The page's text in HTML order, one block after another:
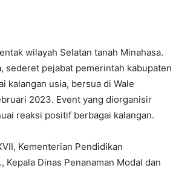
wilayah Selatan tanah Minahasa.
sederet pejabat pemerintah kabupaten
kalangan usia, bersua di Wale
2023. Event yang diorganisir
reaksi positif berbagai kalangan.
Kementerian Pendidikan
Kepala Dinas Penanaman Modal dan